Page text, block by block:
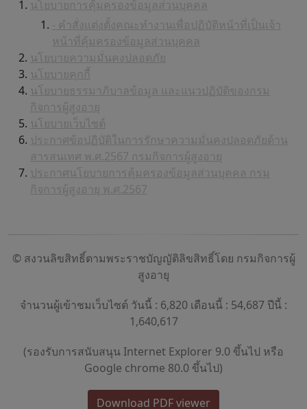
นโยบายการคุ้มครองข้อมูลส่วนบุคคล
- คำสั่งแต่งตั้งคณะทำงานเพื่อปฏิบัติหน้าที่เป็นเจ้า
หน้าที่คุ้มครองข้อมูลส่วนบุคคล
นโยบายความมั่นคงปลอดภัย
นโยบายคุกกี้
นโยบายธรรมาภิบาลข้อมูล และแนวปฏิบัติของกรม
กิจการผู้สูงอายุ
นโยบายเว็บไซต์
ประกาศข้อปฏิบัติในการรักษาความมั่นคงปลอดภัยด้าน
สารสนเทศ พ.ศ.2567 กรมกิจการผู้สูงอายุ
ประกาศนโยบายการคุ้มครองข้อมูลส่วนบุคคล กรม
กิจการผู้สูงอายุ พ.ศ.2567
© สงวนลิขสิทธิ์ตามพระราชบัญญัติลิขสิทธิ์โดย กรมกิจการผู้
สูงอายุ
จำนวนผู้เข้าชมเว็บไซต์ วันนี้ : 6,820 เดือนนี้ : 54,687 ปีนี้ :
1,640,617
(รองรับการสนับสนุน Internet Explorer 9.0 ขึ้นไป หรือ
Google chrome 80.0 ขึ้นไป)
Download PDF viewer